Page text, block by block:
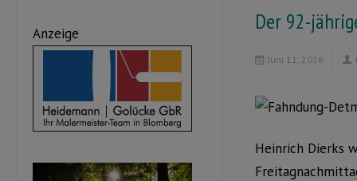
Der 92-
Juni 11, 2016
Heinrich Dierks
Anzeige